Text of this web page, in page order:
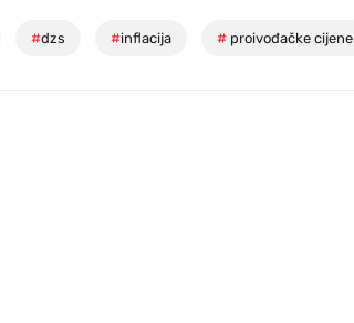
#dzs #inflacija # proivođačke cijene